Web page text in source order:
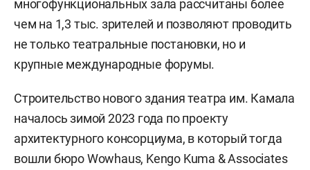
многофункциональных зала рассчитаны более
чем на 1,3 тыс. зрителей и позволяют проводить
не только театральные постановки, но и
крупные международные форумы.
Строительство нового здания театра им. Камала
началось зимой 2023 года по проекту
архитектурного консорциума, в который тогда
вошли бюро Wowhaus, Kengo Kuma & Associates